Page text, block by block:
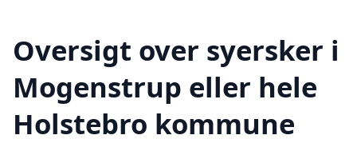
Oversigt over syersker i
Mogenstrup eller hele
Holstebro kommune